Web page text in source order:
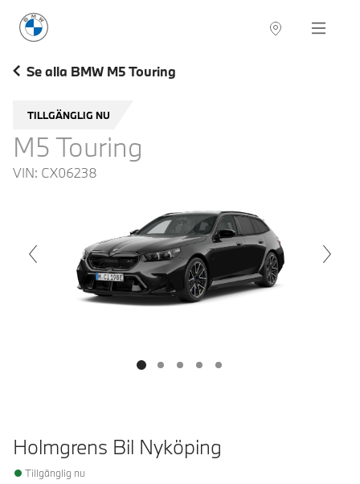
BMW Sverige Navigation
Se alla BMW M5 Touring
TILLGÄNGLIG NU
M5 Touring
VIN: CX06238
Holmgrens Bil Nyköping
Tillgänglig nu